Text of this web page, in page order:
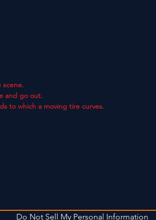
scene.
and go out.
to which a moving tire curves.
Do Not Sell My Personal Information